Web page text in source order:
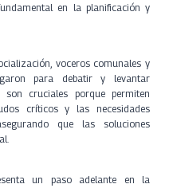
en la planificación y
voceros comunales y
para debatir y levantar
son cruciales porque permiten
críticos y las necesidades
que las soluciones
un paso adelante en la